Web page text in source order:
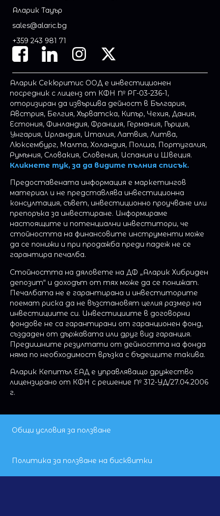
Аларик Тауър
sales@alaric.bg
+359 243 981 71
Аларик Секюритис ООД е инвестиционен
посредник с лиценз от КФН № РГ-03-236-1,
оторизиран да извършва дейност в България,
Австрия, Белгия, Хърватска, Кипър, Чехия, Дания,
Естония, Финландия, Франция, Германия, Гърция,
Унгария, Ирландия, Италия, Латвия, Литва,
Люксембург, Малта, Холандия, Полша, Португалия,
Румъния, Словакия, Словения, Испания и Швеция.
Кликнете тук, за да видите пълния списък.
Предоставената информация е маркетингов
материал и не представлява инвестиционна
консултация, съвет, инвестиционно проучване или
препоръка за инвестиране. Информираме
настоящите и потенциални инвеститори, че
стойността на финансовите инструменти може
да се понижи и при продажба преди падеж не се
гарантира печалба.
Стойността на дяловете на ДФ „Аларик Хибриден
депозит“ и доходът от тях може да се понижат.
Печалбата не е гарантирана и инвеститорите
поемат риска да не възстановят целия размер на
инвестициите си. Инвестициите в договорни
фондове не са гарантирани от гаранционен фонд,
създаден от държавата или друг вид гаранция.
Предишните резултати от дейността на фонда
няма по необходимост връзка с бъдещите такива.
Аларик Кепитъл EАД е управляващо дружество
лицензирано от КФН с решение № 312-УД/27.04.2006
г.
Общи условия за ползване
Политика за ползване на бисквитки